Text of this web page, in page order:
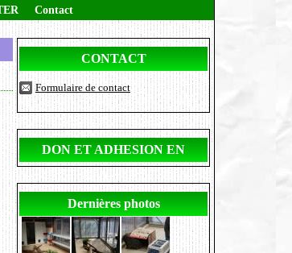
Contact
CONTACT
Formulaire de contact
DON ET ADHESION EN
LIGNE
Dernières photos